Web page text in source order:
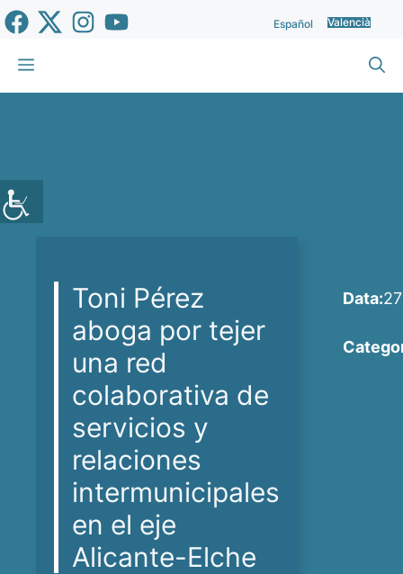
Vés
al
contingut
Español Valencià
Menu
Toni Pérez
aboga por tejer
una red
colaborativa de
servicios y
relaciones
intermunicipales
en el eje
Alicante-Elche
Data: